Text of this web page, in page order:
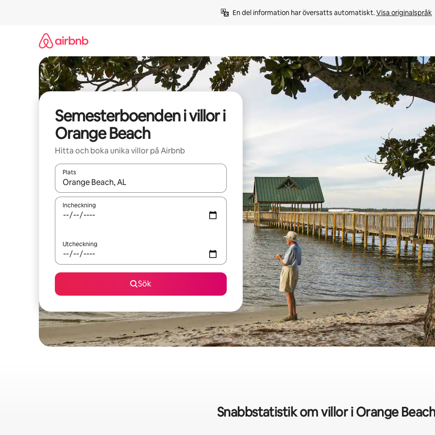
En del information har översatts automatiskt. Visa originalspråk
Semesterboenden i villor i
Orange Beach
Hitta och boka unika villor på Airbnb
Plats
När resultaten är tillgängliga kan du navigera med upp- och nedåtpilarna eller utforska genom att trycka eller svepa.
Incheckning
Utcheckning
Sök
Snabbstatistik om villor i Orange